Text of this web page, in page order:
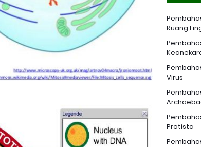
Ruang
Virus
Protista